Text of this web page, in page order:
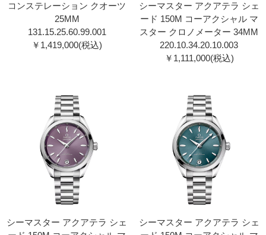
コンステレーション クオーツ
25MM
131.15.25.60.99.00 1
￥1,419,000(税込)
シーマスター アクアテラ シェ
ード 150M コーアクシャル マ
スター クロノメーター 34MM
220.10.34.20.10.00 3
￥1,111,000(税込)
シーマスター アクアテラ シェ
シーマスター アクアテラ シェ